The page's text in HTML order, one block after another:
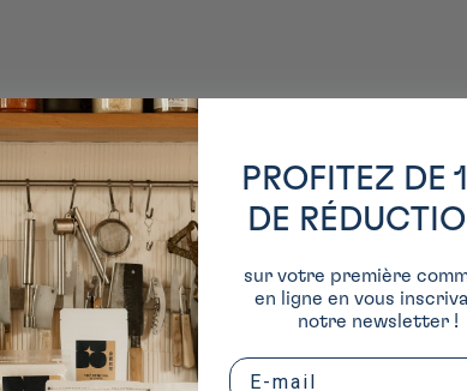
PROFITEZ DE
DE
sur votre première
en ligne en vous
notre newsletter !
Email